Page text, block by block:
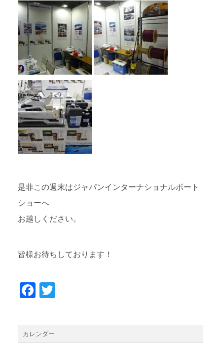
是非この週末はジャパンインターナショナルボート
ショーへ
お越しください。
皆様お待ちしております！
Facebook
カレンダー